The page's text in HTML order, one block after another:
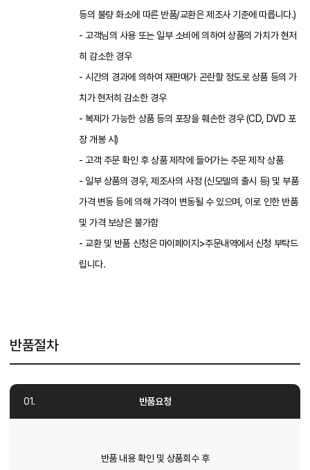
등의 불량 화소에 따른 반품/교환은 제조사 기준에 따릅니다.)
- 고객님의 사용 또는 일부 소비에 의하여 상품의 가치가 현저
히 감소한 경우
- 시간의 경과에 의하여 재판매가 곤란할 정도로 상품 등의 가
치가 현저히 감소한 경우
- 복제가 가능한 상품 등의 포장을 훼손한 경우 (CD, DVD 포
장 개봉 시)
- 고객 주문 확인 후 상품 제작에 들어가는 주문 제작 상품
- 일부 상품의 경우, 제조사의 사정 (신모델의 출시 등) 및 부품
가격 변동 등에 의해 가격이 변동될 수 있으며, 이로 인한 반품
및 가격 보상은 불가함
- 교환 및 반품 신청은 마이페이지>주문내역에서 신청 부탁드
립니다.
반품절차
반품요청
반품 내용 확인 및 상품회수 후